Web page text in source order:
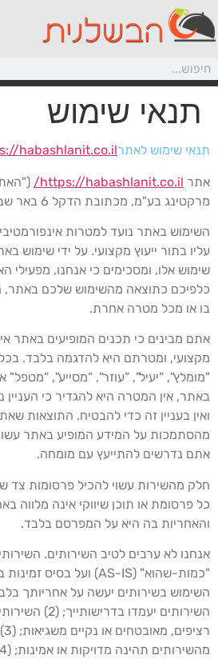
תנאי שימוש
שימוש לאתרhabashlanit.co.il/
https://habashlanit.co.il/ ("האתר")
בע"מ, מכתובת הדקל 6 באר שבע
באתר נועד למטרות
בתור ייעוץ מקצועי. על ידי שימוש
אלו, ומסכימים כי אנחנו, מפעילי
כתוצאה מהשימוש שלכם באתר,
או מכל מטרה אחרת.
מבינים כי תכנים המופיעים באתר אינם
ומטרתם היא להדגמה בלבד. בכל
“יעיל", “עוזר", “מסייע", “מטפל" או
אין המטרה היא להגדיר כי העניין
בעניין זה כדי להבטיח. התוצאות שאתם
על המידע המופיע באתר עשויות
נדרשים להתייעץ עם מומחה.
מהשירות עשוי להכיל פרסומות צד
פרסומת או תוכן שיווקי אינה מלווה
בה היא על המפרסם בלבד.
לא ערבים לטיב השירותים.
השירותים יעמדו
רציפים,